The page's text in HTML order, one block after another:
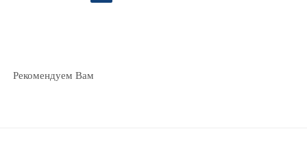
Рекомендуем Вам